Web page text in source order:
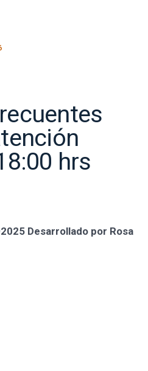
hrs
Desarrollado por Rosa